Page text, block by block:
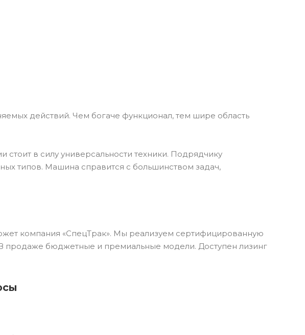
действий. Чем богаче функционал, тем шире область
в силу универсальности техники. Подрядчику
типов. Машина справится с большинством задач,
компания «СпецТрак». Мы реализуем сертифицированную
продаже бюджетные и премиальные модели. Доступен лизинг